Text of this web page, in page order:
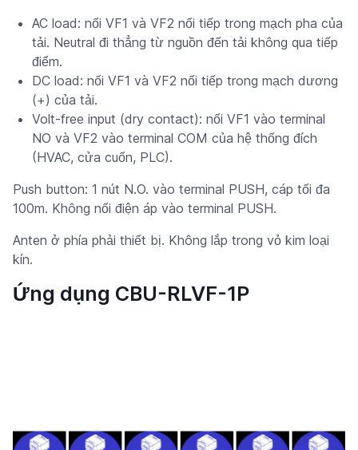
AC load: nối VF1 và VF2 nối tiếp trong mạch pha của
tải. Neutral đi thẳng từ nguồn đến tải không qua tiếp
điểm.
DC load: nối VF1 và VF2 nối tiếp trong mạch dương
(+) của tải.
Volt-free input (dry contact): nối VF1 vào terminal
NO và VF2 vào terminal COM của hệ thống đích
(HVAC, cửa cuốn, PLC).
Push button: 1 nút N.O. vào terminal PUSH, cáp tối đa
100m. Không nối điện áp vào terminal PUSH.
Anten ở phía phải thiết bị. Không lắp trong vỏ kim loại
kín.
Ứng dụng CBU-RLVF-1P